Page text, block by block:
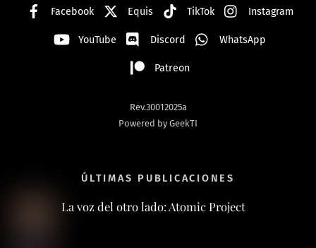
Facebook Equis TikTok Instagram
YouTube Discord WhatsApp
Patreon
Rev.30012025a
Powered by GeekTI
ÚLTIMAS PUBLICACIONES
La voz del otro lado: Atomic Project